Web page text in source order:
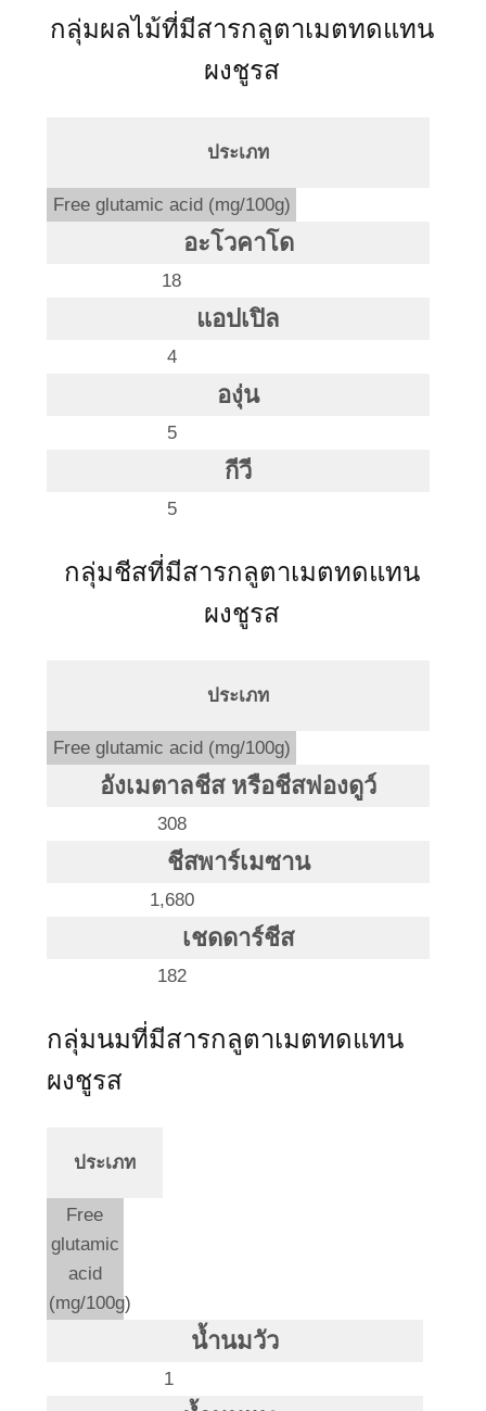
กลุ่มผลไม้ที่มีสารกลูตาเมตทดแทน
ผงชูรส
ประเภท
Free glutamic acid (mg/100g)
อะโวคาโด
18
แอปเปิล
4
องุ่น
5
กีวี
5
กลุ่มชีสที่มีสารกลูตาเมตทดแทน
ผงชูรส
ประเภท
Free glutamic acid (mg/100g)
อังเมตาลชีส หรือชีสฟองดูว์
308
ชีสพาร์เมซาน
1,680
เชดดาร์ชีส
182
กลุ่มนมที่มีสารกลูตาเมตทดแทน
ผงชูรส
ประเภท
Free
glutamic
acid
(mg/100g)
น้ำนมวัว
1